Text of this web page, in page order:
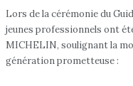
Lors de la cérémonie du
jeunes professionnels ont
MICHELIN, soulignant la
génération prometteuse :